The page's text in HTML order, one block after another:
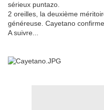
sérieux puntazo.
2 oreilles, la deuxième
généreuse. Cayetano
A suivre...